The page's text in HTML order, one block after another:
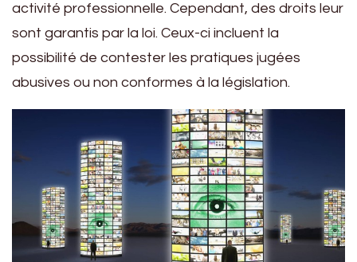
activité professionnelle. Cependant, des droits leur
sont garantis par la loi. Ceux-ci incluent la
possibilité de contester les pratiques jugées
abusives ou non conformes à la législation.